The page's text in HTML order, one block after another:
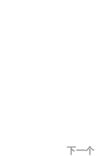
下一个